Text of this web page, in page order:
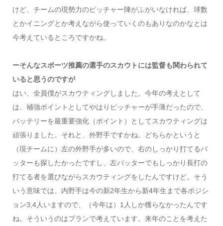
けど、チームの現勢力のピッチャー陣がふがいなければ、球数
とかイニングとか考えながら使っていくのもありなのかなとは
今考えているところですかね。
ーそんなスポーツ推薦の選手のスカウトには監督も関わられて
いると思うのですが
はい、全員僕がスカウティングしました。今年の考えとして
は、補強ポイントとしてやはりピッチャーが手薄だったので、
バッテリーを最重要強化（ポイント）としてスカウティングは
頑張りました。それと、外野手ですかね。どちらかというと
（現チームに）左の外野手が多いので、右のしっかり打てるバ
ッターも探したかったですし、左バッターでもしっかり長打の
打てる者を選びながらスカウティングをしたんですけど。そう
いう意味では、内野手は今の新2年生から新4年生まで各ポジシ
ョン3,4人いますので、（今年は）1人しか獲らなかったんです
ね。そういうのはプランで考えています。来年のことを考えた